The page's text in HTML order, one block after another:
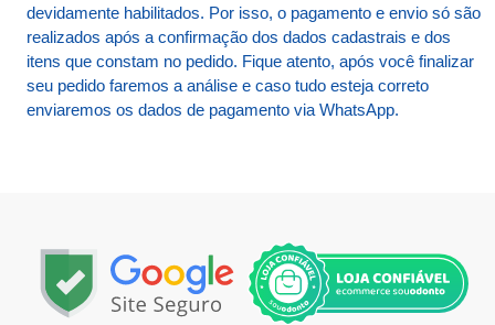
devidamente habilitados. Por isso, o pagamento e envio só são
realizados após a confirmação dos dados cadastrais e dos
itens que constam no pedido. Fique atento, após você finalizar
seu pedido faremos a análise e caso tudo esteja correto
enviaremos os dados de pagamento via WhatsApp.